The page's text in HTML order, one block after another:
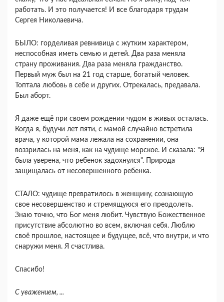
работать. И это получается! И все благодаря трудам
Сергея Николаевича.
БЫЛО: горделивая ревнивица с жутким характером,
неспособная иметь семью и детей. Два раза меняла
страну проживания. Два раза меняла гражданство.
Первый муж был на 21 год старше, богатый человек.
Топтала любовь в себе и других. Отрекалась, предавала.
Был аборт.
Я даже ещё при своем рождении чудом в живых осталась.
Когда я, будучи лет пяти, с мамой случайно встретила
врача, у которой мама лежала на сохранении, она
воззрилась на меня, как на чудище морское. И сказала: "Я
была уверена, что ребенок задохнулся". Природа
защищалась от несовершенного ребенка.
СТАЛО: чудище превратилось в женщину, сознающую
свое несовершенство и стремящуюся его преодолеть.
Знаю точно, что Бог меня любит. Чувствую Божественное
присутствие абсолютно во всем, включая себя. Люблю
своё прошлое, настоящее и будущее, всё, что внутри, и что
снаружи меня. Я счастлива.
Спасибо!
С уважением, ...